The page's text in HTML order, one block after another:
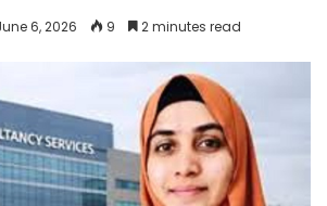
6, 2026 9 2 minutes read